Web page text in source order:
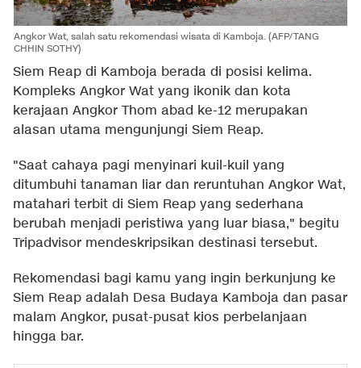
Angkor Wat, salah satu rekomendasi wisata di Kamboja. (AFP/TANG
CHHIN SOTHY)
Siem Reap di Kamboja berada di posisi kelima.
Kompleks Angkor Wat yang ikonik dan kota
kerajaan Angkor Thom abad ke-12 merupakan
alasan utama mengunjungi Siem Reap.
"Saat cahaya pagi menyinari kuil-kuil yang
ditumbuhi tanaman liar dan reruntuhan Angkor Wat,
matahari terbit di Siem Reap yang sederhana
berubah menjadi peristiwa yang luar biasa," begitu
Tripadvisor mendeskripsikan destinasi tersebut.
Rekomendasi bagi kamu yang ingin berkunjung ke
Siem Reap adalah Desa Budaya Kamboja dan pasar
malam Angkor, pusat-pusat kios perbelanjaan
hingga bar.